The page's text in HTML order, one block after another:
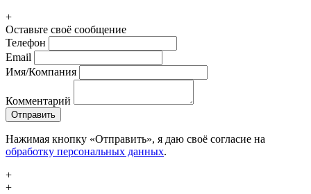
+
Оставьте своё сообщение
Телефон
Email
Имя/Компания
Комментарий
Отправить
Нажимая кнопку «Отправить», я даю своё согласие на
обработку персональных данных.
+
+